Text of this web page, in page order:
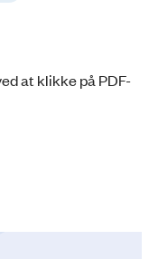
at klikke på PDF-